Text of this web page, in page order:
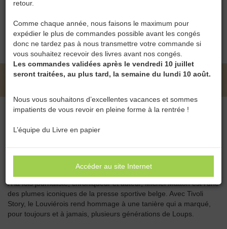
retour.
Comme chaque année, nous faisons le maximum pour
expédier le plus de commandes possible avant les congés
donc ne tardez pas à nous transmettre votre commande si
vous souhaitez recevoir des livres avant nos congés.
Les commandes validées après le vendredi 10 juillet
seront traitées, au plus tard, la semaine du lundi 10 août.
Nous vous souhaitons d’excellentes vacances et sommes
impatients de vous revoir en pleine forme à la rentrée !
L’équipe du Livre en papier
Accéder au site Internet
0
LE LIVRE EN PAPIER • MICHEL MATTON
Toutes les catégories
MICHEL MATTON
À la fois journaliste, chroniqueur et auteur, Michel Matton est l’une
des plumes iconiques de la presse sportive belge. Avec Tivoli
Story, le Louviérois rend hommage à une tanière qui a marqué,
pour toujours et à jamais, plusieurs générations de Loups.